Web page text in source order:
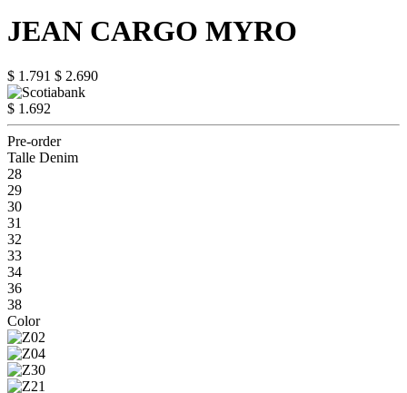
JEAN CARGO MYRO
$ 1.791 $ 2.690
$ 1.692
Pre-order
Talle Denim
28
29
30
31
32
33
34
36
38
Color